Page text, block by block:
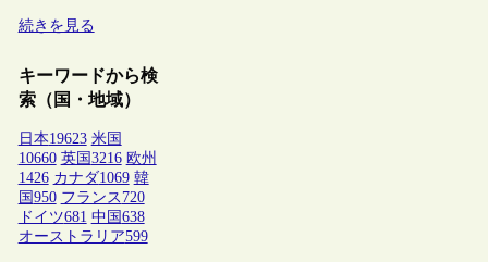
続きを見る
キーワードから検
索（国・地域）
日本19623 米国
10660 英国 3216 欧州
1426 カナダ1069 韓
国 950 フランス 720
ドイツ681 中国 638
オーストラリア599